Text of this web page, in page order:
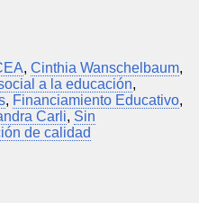
, Cinthia Wanschelbaum,
a la educación,
, Financiamiento Educativo,
Carli, Sin
de calidad